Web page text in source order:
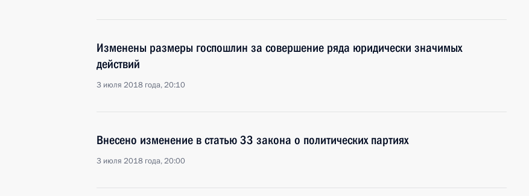
Изменены размеры госпошлин за совершение ряда юридически значимых
действий
3 июля 2018 года, 20:10
Внесено изменение в статью 33 закона о политических партиях
3 июля 2018 года, 20:00